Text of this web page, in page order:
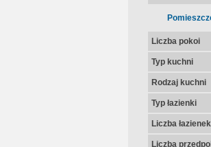
Liczba pokoi
Typ kuchni
Rodzaj kuchni
Typ łazienki
Liczba łazienek
Liczba